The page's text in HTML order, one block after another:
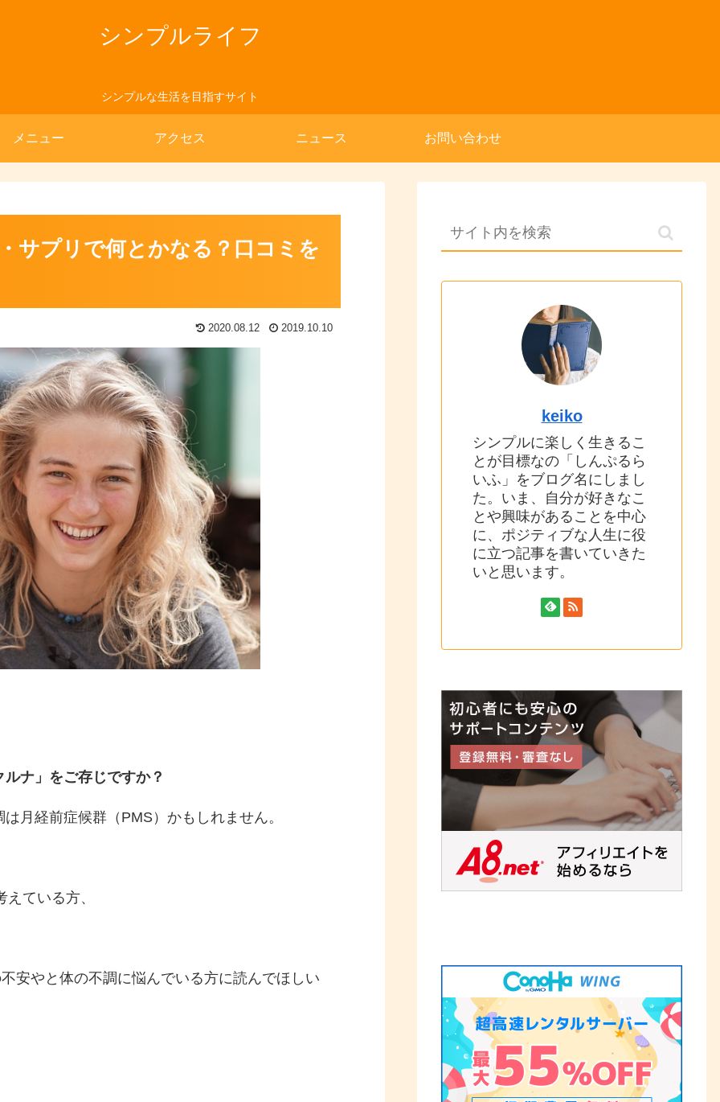
シンプルライフ
シンプルな生活を目指すサイト
メニュー アクセス ニュース お問い合わせ
サプリで何とかなる？口コミを
2020.08.12 2019.10.10
ナ」をご存じですか？
月経前症候群（PMS）かもしれません。
ている方、
安やと体の不調に悩んでいる方に読んでほしい
keiko
シンプルに楽しく生きるこ
とが目標なの「しんぷるら
いふ」をブログ名にしまし
た。いま、自分が好きなこ
とや興味があることを中心
に、ポジティブな人生に役
に立つ記事を書いていきた
いと思います。